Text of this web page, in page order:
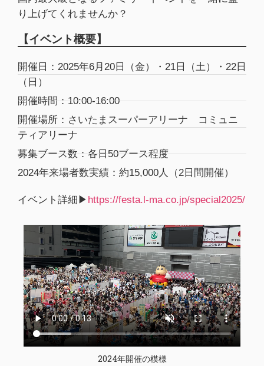
り上げてくれませんか？
【イベント概要】
開催日：2025年6月20日（金）・21日（土）・22日
（日）
開催時間：10:00-16:00
開催場所：さいたまスーパーアリーナ コミュニ
ティアリーナ
募集ブース数：各日50ブース程度
2024年来場者数実績：約15,000人（2日間開催）
イベント詳細▶︎ https://festa.l-ma.co.jp/special2025/
2024年開催の模様